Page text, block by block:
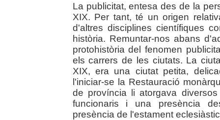
La publicitat, entesa des de la
XIX. Per tant, té un origen
d'altres disciplines científiques
història. Remuntar-nos abans
protohistòria del fenomen
els carrers de les ciutats. La
XIX, era una ciutat petita,
l'iniciar-se la Restauració
de província li atorgava
funcionaris i una presència
presència de l'estament